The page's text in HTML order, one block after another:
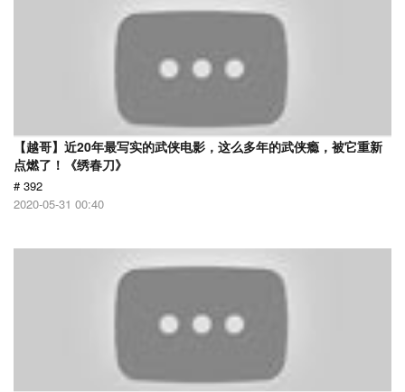
【越哥】近20年最写实的武侠电影，这么多年的武侠瘾，被它重新
点燃了！《绣春刀》
# 392
2020-05-31 00:40